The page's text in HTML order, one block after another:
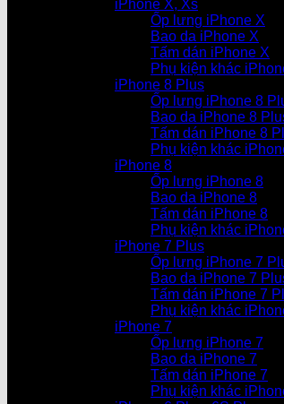
iPhone X, Xs
Ốp lưng iPhone X
Bao da iPhone X
Tấm dán iPhone X
Phụ kiện khác
iPhone 8 Plus
Ốp lưng iPhone 8
Bao da iPhone 8
Tấm dán iPhone 8
Phụ kiện khác
iPhone 8
Ốp lưng iPhone 8
Bao da iPhone 8
Tấm dán iPhone 8
Phụ kiện khác
iPhone 7 Plus
Ốp lưng iPhone 7
Bao da iPhone 7
Tấm dán iPhone 7
Phụ kiện khác
iPhone 7
Ốp lưng iPhone 7
Bao da iPhone 7
Tấm dán iPhone 7
Phụ kiện khác